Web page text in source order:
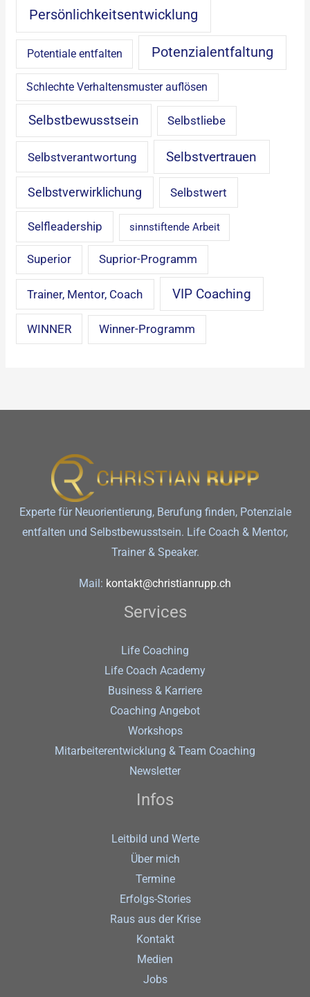
Persönlichkeitsentwicklung
Potentiale entfalten Potenzialentfaltung
Schlechte Verhaltensmuster auflösen
Selbstbewusstsein Selbstliebe
Selbstverantwortung Selbstvertrauen
Selbstverwirklichung Selbstwert
Selfleadership sinnstiftende Arbeit
Superior Suprior-Programm
Trainer, Mentor, Coach VIP Coaching
WINNER Winner-Programm
Experte für Neuorientierung, Berufung finden, Potenziale
entfalten und Selbstbewusstsein. Life Coach & Mentor,
Trainer & Speaker.
Mail: kontakt@christianrupp.ch
Services
Life Coaching
Life Coach Academy
Business & Karriere
Coaching Angebot
Workshops
Mitarbeiterentwicklung & Team Coaching
Newsletter
Infos
Leitbild und Werte
Über mich
Termine
Erfolgs-Stories
Raus aus der Krise
Kontakt
Medien
Jobs